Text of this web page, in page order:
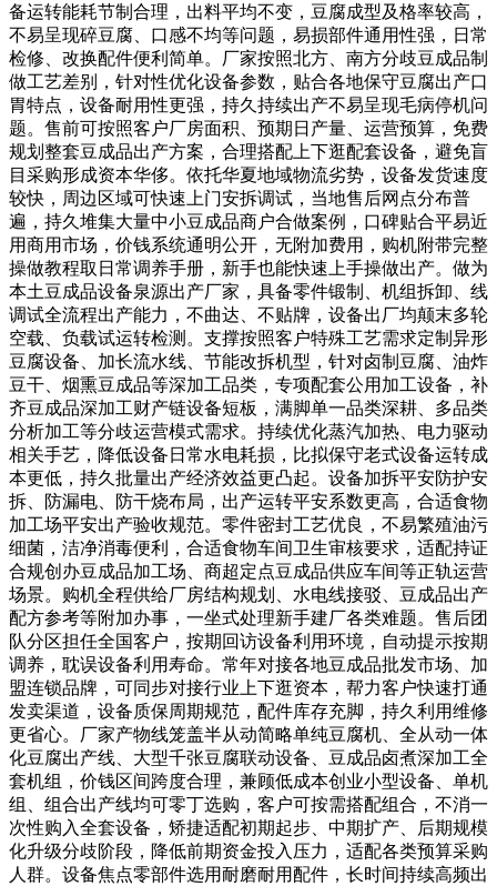
备运转能耗节制合理，出料平均不变，豆腐成型及格率较高，
不易呈现碎豆腐、口感不均等问题，易损部件通用性强，日常
检修、改换配件便利简单。厂家按照北方、南方分歧豆成品制
做工艺差别，针对性优化设备参数，贴合各地保守豆腐出产口
胃特点，设备耐用性更强，持久持续出产不易呈现毛病停机问
题。售前可按照客户厂房面积、预期日产量、运营预算，免费
规划整套豆成品出产方案，合理搭配上下逛配套设备，避免盲
目采购形成资本华侈。依托华夏地域物流劣势，设备发货速度
较快，周边区域可快速上门安拆调试，当地售后网点分布普
遍，持久堆集大量中小豆成品商户合做案例，口碑贴合平易近
用商用市场，价钱系统通明公开，无附加费用，购机附带完整
操做教程取日常调养手册，新手也能快速上手操做出产。做为
本土豆成品设备泉源出产厂家，具备零件锻制、机组拆卸、线
调试全流程出产能力，不曲达、不贴牌，设备出厂均颠末多轮
空载、负载试运转检测。支撑按照客户特殊工艺需求定制异形
豆腐设备、加长流水线、节能改拆机型，针对卤制豆腐、油炸
豆干、烟熏豆成品等深加工品类，专项配套公用加工设备，补
齐豆成品深加工财产链设备短板，满脚单一品类深耕、多品类
分析加工等分歧运营模式需求。持续优化蒸汽加热、电力驱动
相关手艺，降低设备日常水电耗损，比拟保守老式设备运转成
本更低，持久批量出产经济效益更凸起。设备加拆平安防护安
拆、防漏电、防干烧布局，出产运转平安系数更高，合适食物
加工场平安出产验收规范。零件密封工艺优良，不易繁殖油污
细菌，洁净消毒便利，合适食物车间卫生审核要求，适配持证
合规创办豆成品加工场、商超定点豆成品供应车间等正轨运营
场景。购机全程供给厂房结构规划、水电线接驳、豆成品出产
配方参考等附加办事，一坐式处理新手建厂各类难题。售后团
队分区担任全国客户，按期回访设备利用环境，自动提示按期
调养，耽误设备利用寿命。常年对接各地豆成品批发市场、加
盟连锁品牌，可同步对接行业上下逛资本，帮力客户快速打通
发卖渠道，设备质保周期规范，配件库存充脚，持久利用维修
更省心。厂家产物线笼盖半从动简略单纯豆腐机、全从动一体
化豆腐出产线、大型千张豆腐联动设备、豆成品卤煮深加工全
套机组，价钱区间跨度合理，兼顾低成本创业小型设备、单机
组、组合出产线均可零丁选购，客户可按需搭配组合，不消一
次性购入全套设备，矫捷适配初期起步、中期扩产、后期规模
化升级分歧阶段，降低前期资金投入压力，适配各类预算采购
人群。设备焦点零部件选用耐磨耐用配件，长时间持续高频出